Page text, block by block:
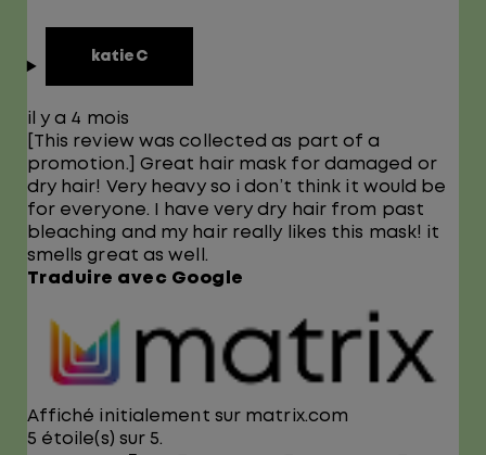
katieC
il y a 4 mois
[This review was collected as part of a
promotion.] Great hair mask for damaged or
dry hair! Very heavy so i don’t think it would be
for everyone. I have very dry hair from past
bleaching and my hair really likes this mask! it
smells great as well.
Traduire avec Google
Affiché initialement sur matrix.com
5 étoile(s) sur 5.